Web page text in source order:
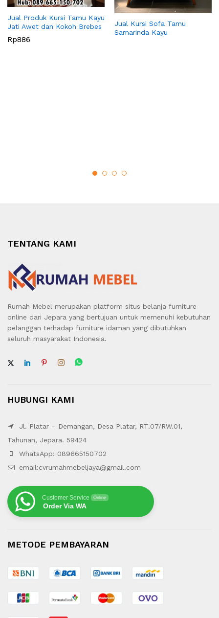
Jual Produk Kursi Tamu Kayu
Jati Awet dan Kokoh Brebes
Rp886
Jual Kursi Sofa Tamu
Samarinda Kayu
TENTANG KAMI
Rumah Mebel merupakan platform situs belanja furniture
online dari Jepara yang bertujuan untuk memenuhi kebutuhan
pelanggan terhadap furniture idaman yang dibutuhkan
seluruh masyarakat Indonesia.
HUBUNGI KAMI
Jl. Platar – Demangan, Desa Platar, RT.07/RW.01,
Tahunan, Jepara. 59424
WhatsApp: 089665150702
email:cvrumahmebeljaya@gmail.com
Customer Service Online
Order Via WA
METODE PEMBAYARAN